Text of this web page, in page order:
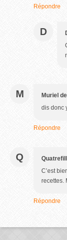
Répondre
D
M Muriel
dis donc
Répondre
Q
C’est
recettes.
Répondre